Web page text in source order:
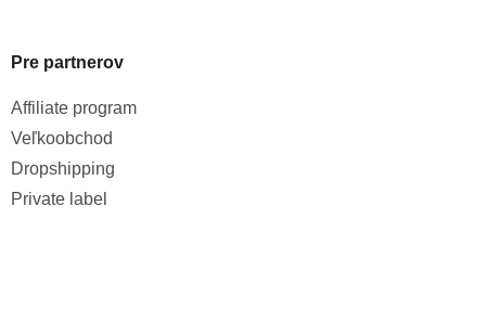
Pre partnerov
Affiliate program
Veľkoobchod
Dropshipping
Private label